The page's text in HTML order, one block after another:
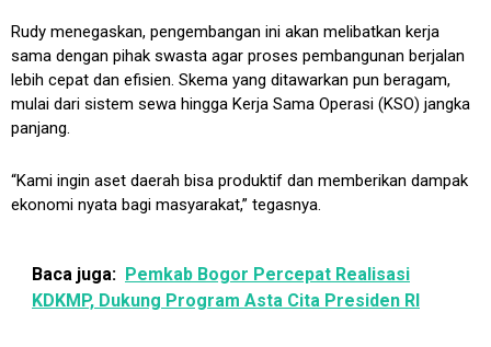
Rudy menegaskan, pengembangan ini akan melibatkan kerja
sama dengan pihak swasta agar proses pembangunan berjalan
lebih cepat dan efisien. Skema yang ditawarkan pun beragam,
mulai dari sistem sewa hingga Kerja Sama Operasi (KSO) jangka
panjang.
“Kami ingin aset daerah bisa produktif dan memberikan dampak
ekonomi nyata bagi masyarakat,” tegasnya.
Baca juga: Pemkab Bogor Percepat Realisasi
KDKMP, Dukung Program Asta Cita Presiden RI